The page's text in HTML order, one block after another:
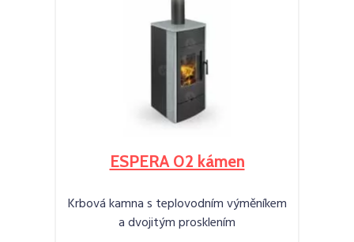
ESPERA 02 kámen
Krbová kamna s teplovodním výměníkem
a dvojitým prosklením